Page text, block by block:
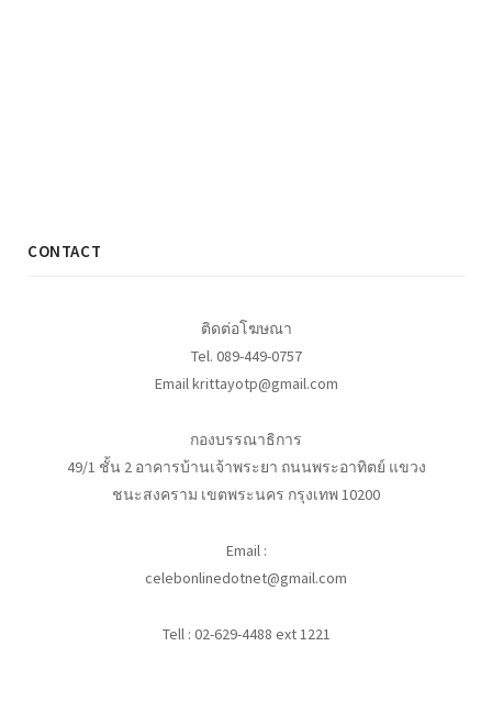
CONTACT
ติดต่อโฆษณา
Tel. 089-449-0757
Email krittayotp@gmail.com
กองบรรณาธิการ
49/1 ชั้น 2 อาคารบ้านเจ้าพระยา ถนนพระอาทิตย์ แขวง
ชนะสงคราม เขตพระนคร กรุงเทพ 10200
Email :
celebonlinedotnet@gmail.com
Tell : 02-629-4488 ext 1221